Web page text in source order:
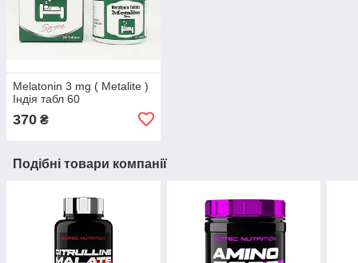
Melatonin 3 mg ( Metalite )
Індія табл 60
370 ₴
Подібні товари компанії